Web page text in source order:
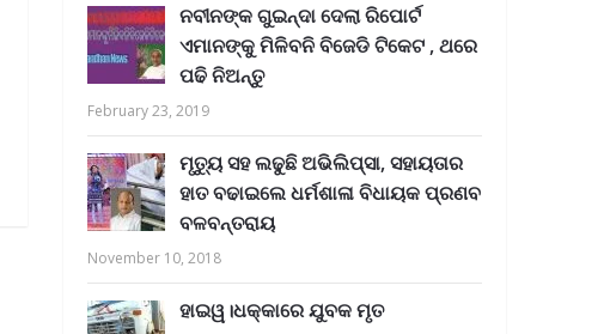
ନବୀନଙ୍କ ଗୁଇନ୍ଦା ଦେଲା ରିପୋର୍ଟ
ଏମାନଙ୍କୁ ମିଳିବନି ବିଜେଡି ଟିକେଟ , ଥରେ
ପଢି ନିଅନ୍ତୁ
February 23, 2019
ମୃତ୍ୟୁ ସହ ଲଢୁଛି ଅଭିଲିପ୍ସା, ସହାୟତାର
ହାତ ବଢାଇଲେ ଧର୍ମଶାଳା ବିଧାୟକ ପ୍ରଣବ
ବଳବନ୍ତରାୟ
November 10, 2018
ହାଇୱ।ଧକ୍କାରେ ଯୁବକ ମୃତ